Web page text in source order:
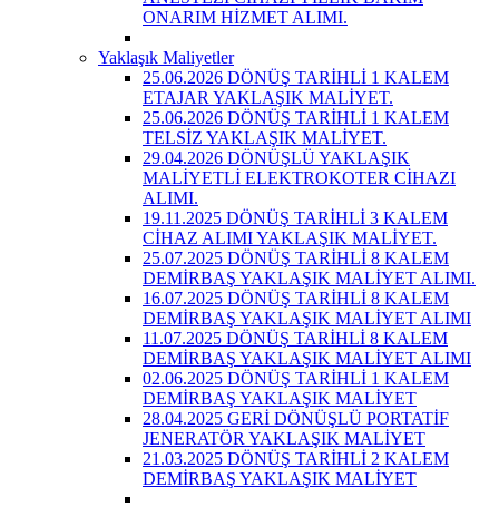
ONARIM HİZMET ALIMI.
Yaklaşık Maliyetler
25.06.2026 DÖNÜŞ TARİHLİ 1 KALEM
ETAJAR YAKLAŞIK MALİYET.
25.06.2026 DÖNÜŞ TARİHLİ 1 KALEM
TELSİZ YAKLAŞIK MALİYET.
29.04.2026 DÖNÜŞLÜ YAKLAŞIK
MALİYETLİ ELEKTROKOTER CİHAZI
ALIMI.
19.11.2025 DÖNÜŞ TARİHLİ 3 KALEM
CİHAZ ALIMI YAKLAŞIK MALİYET.
25.07.2025 DÖNÜŞ TARİHLİ 8 KALEM
DEMİRBAŞ YAKLAŞIK MALİYET ALIMI.
16.07.2025 DÖNÜŞ TARİHLİ 8 KALEM
DEMİRBAŞ YAKLAŞIK MALİYET ALIMI
11.07.2025 DÖNÜŞ TARİHLİ 8 KALEM
DEMİRBAŞ YAKLAŞIK MALİYET ALIMI
02.06.2025 DÖNÜŞ TARİHLİ 1 KALEM
DEMİRBAŞ YAKLAŞIK MALİYET
28.04.2025 GERİ DÖNÜŞLÜ PORTATİF
JENERATÖR YAKLAŞIK MALİYET
21.03.2025 DÖNÜŞ TARİHLİ 2 KALEM
DEMİRBAŞ YAKLAŞIK MALİYET